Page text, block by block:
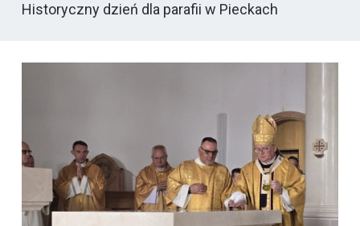
Historyczny dzień dla parafii w Pieckach